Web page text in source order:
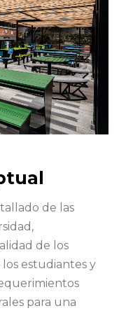
de las
de los
los estudiantes y
para una